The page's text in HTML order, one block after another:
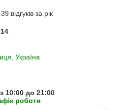
відгуків за рік
Україна
10:00 до 21:00
роботи